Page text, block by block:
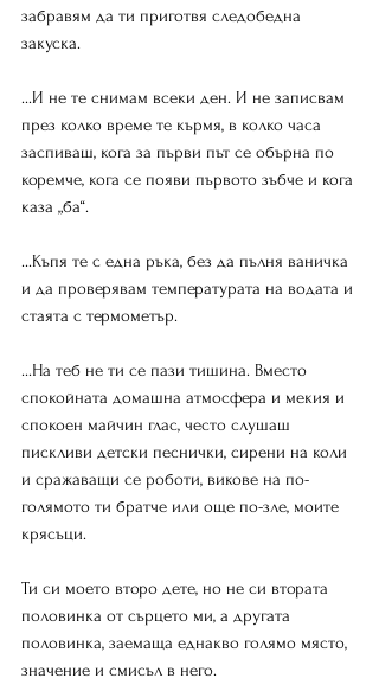
забравям да ти приготвя следобедна
закуска.
...И не те снимам всеки ден. И не записвам
през колко време те кърмя, в колко часа
заспиваш, кога за първи път се обърна по
коремче, кога се появи първото зъбче и кога
каза „ба“.
...Къпя те с една ръка, без да пълня ваничка
и да проверявам температурата на водата и
стаята с термометър.
...На теб не ти се пази тишина. Вместо
спокойната домашна атмосфера и мекия и
спокоен майчин глас, често слушаш
пискливи детски песнички, сирени на коли
и сражаващи се роботи, викове на по-
голямото ти братче или още по-зле, моите
крясъци.
Ти си моето второ дете, но не си втората
половинка от сърцето ми, а другата
половинка, заемаща еднакво голямо място,
значение и смисъл в него.